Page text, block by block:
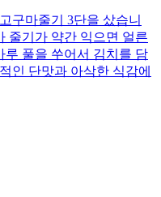
구마줄기 3단을 샀습니
줄기가 약간 익으면 얼른
루 풀을 쑤어서 김치를 담
인 단맛과 아삭한 식감에